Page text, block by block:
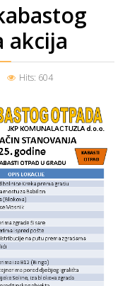
akcija
Hits: 604